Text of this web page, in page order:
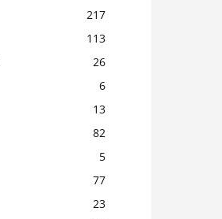
217
113
26
6
13
82
5
77
23